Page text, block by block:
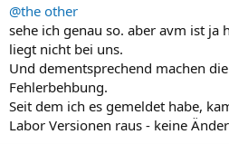
:
@the other
sehe ich genau so. aber avm ist ja
liegt nicht bei uns.
Und dementsprechend machen
Fehlerbehbung.
Seit dem ich es gemeldet habe,
Labor Versionen raus - keine